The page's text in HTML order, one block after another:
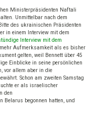
Ministerpräsidenten Naftali
Unmittelbar nach dem
des ukrainischen Präsidenten
in einem Interview mit dem
Interview mit dem
Aufmerksamkeit als es bisher
gelten, weil Bennett über 45
Einblicke in seine persönlichen
vor allem aber in die
Schon am zweiten Samstag
er als israelischer
den
begonnen hatten, und